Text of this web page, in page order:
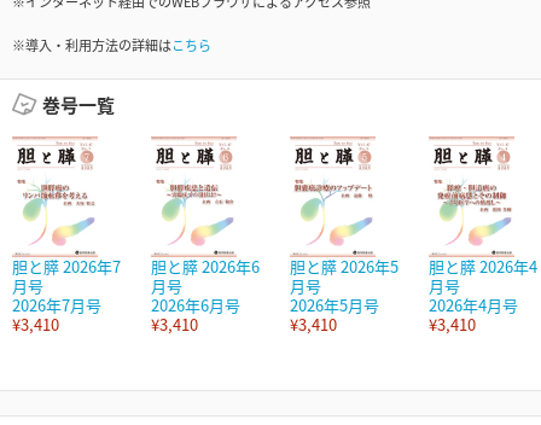
※導入・利用方法の詳細はこちら
巻号一覧
胆と膵 2026年7
月号
2026年7月号
¥3,410
胆と膵 2026年6
月号
2026年6月号
¥3,410
胆と膵 2026年5
月号
2026年5月号
¥3,410
胆と膵 2026年4
月号
2026年4月号
¥3,410